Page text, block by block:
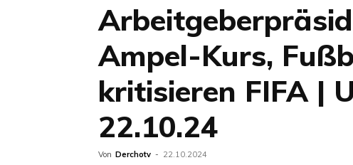
Ampel-Kurs,
kritisieren FIFA |
22.10.24
Von Derchotv - 22.10.2024